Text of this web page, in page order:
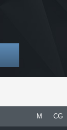
M CG